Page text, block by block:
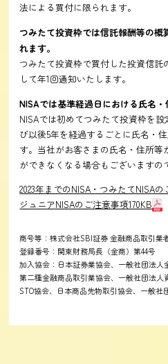
法による買付に限られます。
つみたて投資枠では信託報酬等の概
れます。
つみたて投資枠で買付した投資信託
して年1回通知いたします。
NISAでは基準経過日における氏名・
NISAでは初めてつみたて投資枠を
び以後5年を経過するごとに氏名・
す。当社がお客さまの氏名・住所等
ができなくなる場合もございますの
2023年までのNISA・つみたてNISA
ジュニアNISAのご注意事項170KB
商号等：株式会社SBI証券 金融商品取引業
登録番号：関東財務局長（金商）第44号
加入協会：日本証券業協会、一般社団法人
第二種金融商品取引業協会、一般社団法
STO協会、日本商品先物取引協会、一般